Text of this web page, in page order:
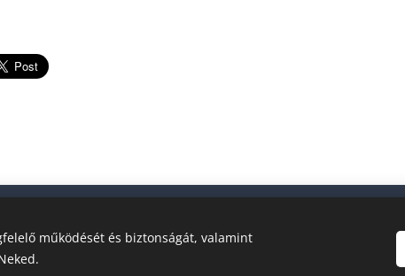
Vízépszolg-94 Kft. Laboratórium
működését és biztonságát, valamint